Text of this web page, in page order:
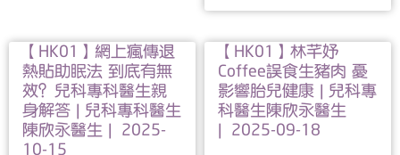
【HK01】網上瘋傳退
熱貼助眠法 到底有無
效？兒科專科醫生親
身解答 | 兒科專科醫生
陳欣永醫生 | 2025-
10-15
【HK01】林芊妤
Coffee誤食生豬肉 憂
影響胎兒健康 | 兒科專
科醫生陳欣永醫生
| 2025-09-18